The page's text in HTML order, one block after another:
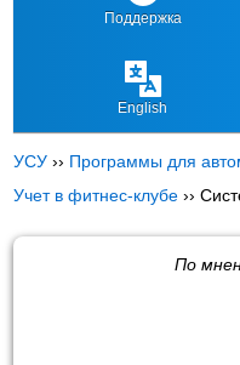
Поддержка
English
УСУ ›› Программы для
Учет в фитнес-клубе ››
По